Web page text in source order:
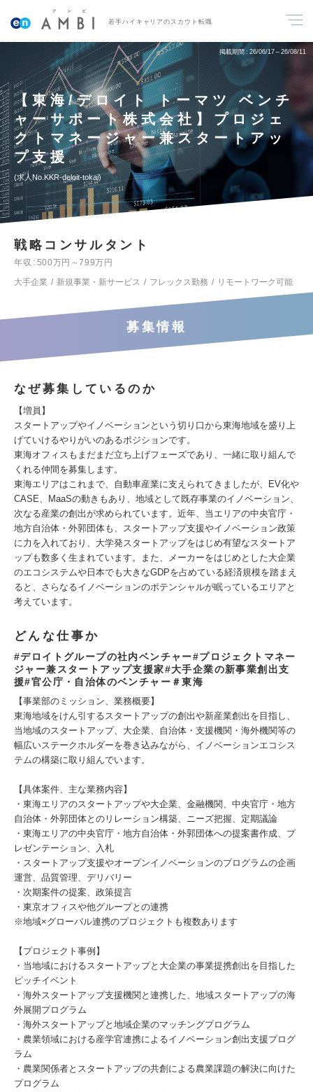
若手ハイキャリアのスカウト転職
掲載期間 26/06/17～26/08/11
【東海/デロイト トーマツ ベンチ
ャーサポート株式会社】プロジェ
クトマネージャー兼スタートアッ
プ支援
求人No.KKR-deloit-tokai
戦略コンサルタント
年収
500万円～799万円
大手企業
新規事業・新サービス フレックス勤務 リモートワーク可能
募集情報
なぜ募集しているのか
【増員】
スタートアップやイノベーションという切り口から東海地域を盛り上
げていけるやりがいのあるポジションです。
東海オフィスもまだまだ立ち上げフェーズであり、一緒に取り組んで
くれる仲間を募集します。
東海エリアはこれまで、自動車産業に支えられてきましたが、EV化や
CASE、MaaSの動きもあり、地域として既存事業のイノベーション、
次なる産業の創出が求められています。近年、当エリアの中央官庁・
地方自治体・外郭団体も、スタートアップ支援やイノベーション政策
に力を入れており、大学発スタートアップをはじめ有望なスタートア
ップも数多く生まれています。また、メーカーをはじめとした大企業
のエコシステムや日本でも大きなGDPを占めている経済規模を踏まえ
ると、さらなるイノベーションのポテンシャルが眠っているエリアと
考えています。
どんな仕事か
#デロイトグループの社内ベンチャー#プロジェクトマネー
ジャー兼スタートアップ支援家#大手企業の新事業創出支
援#官公庁・自治体のベンチャー＃東海
【事業部のミッション、業務概要】
東海地域をけん引するスタートアップの創出や新産業創出を目指し、
当地域のスタートアップ、大企業、自治体・支援機関・海外機関等の
幅広いステークホルダーを巻き込みながら、イノベーションエコシス
テムの構築に取り組んでいます。
【具体案件、主な業務内容】
・東海エリアのスタートアップや大企業、金融機関、中央官庁・地方
自治体・外郭団体とのリレーション構築、ニーズ把握、定期議論
・東海エリアの中央官庁・地方自治体・外郭団体への提案書作成、プ
レゼンテーション、入札
・スタートアップ支援やオープンイノベーションのプログラムの企画
運営、品質管理、デリバリー
・次期案件の提案、政策提言
・東京オフィスや他グループとの連携
※地域×グローバル連携のプロジェクトも複数あります
【プロジェクト事例】
・当地域におけるスタートアップと大企業の事業提携創出を目指した
ピッチイベント
・海外スタートアップ支援機関と連携した、地域スタートアップの海
外展開プログラム
・海外スタートアップと地域企業のマッチングプログラム
・農業領域における産学官連携によるイノベーション創出支援プログ
ラム
・農業関係者とスタートアップの共創による農業課題の解決に向けた
プログラム